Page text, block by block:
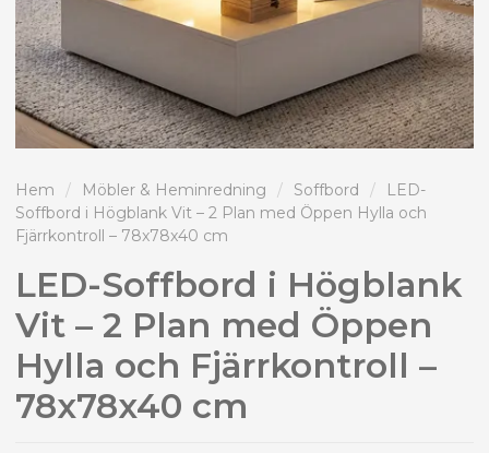
Hem / Möbler & Heminredning / Soffbord /
LED-
Soffbord i Högblank Vit – 2 Plan med Öppen Hylla och
Fjärrkontroll – 78x78x40 cm
LED-Soffbord i Högblank
Vit – 2 Plan med Öppen
Hylla och Fjärrkontroll –
78x78x40 cm